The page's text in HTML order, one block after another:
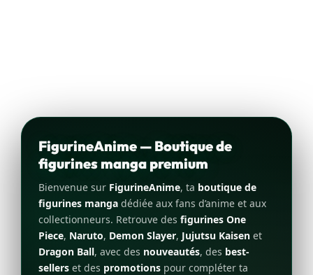
FigurineAnime — Boutique de
figurines manga premium
Bienvenue sur FigurineAnime, ta boutique de
figurines manga dédiée aux fans d’anime et aux
collectionneurs. Retrouve des figurines One
Piece, Naruto, Demon Slayer, Jujutsu Kaisen et
Dragon Ball, avec des nouveautés, des best-
sellers et des promotions pour compléter ta